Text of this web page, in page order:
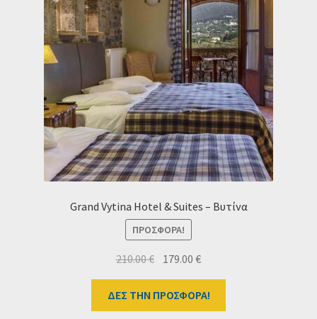
Grand Vytina Hotel & Suites – Βυτίνα
ΠΡΟΣΦΟΡΆ!
210.00€ Original
was:
210.00 €.
179.00€Η
τιμή
είναι:
ΔΕΣ ΤΗΝ ΠΡΟΣΦΟΡΑ!